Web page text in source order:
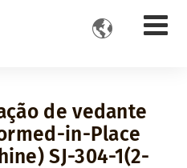

de vedante
in-Place
SJ-304-1(2-